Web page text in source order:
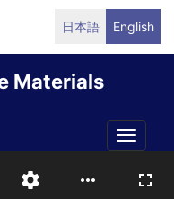
日本語 English
Materials
Toggle